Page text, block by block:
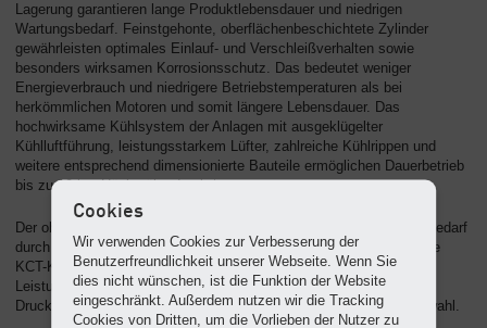
Lagerung garantieren lange Produktlebensdauer und niedrigen
Wartungsbedarf. Feinstgehonte, oberflächenbeschichtete Zylinder
gewährleisten optimales Einlauf- und Verschleißverhalten sowie
besonders wirksamen Korrosionsschutz. Das bedeutet weniger
Energieverbrauch und niedrigere Betriebstemperaturen als bei
herkömmlichen Motoren und somit längere Lebensdauer. Das
hochwirksame Kühlsystem der Anlagen mit ausgeklügelter
Kühlluftführung, leistungsstarkem Lüfter, zahlreiche Kühlrippen und
weitere entsprechend dimensionierte Bauteile ermöglichen Dauerbetrieb
bis zu 10 bar Höchstüberdruck.*
Der ohnehin niedrige Schalldruckpegel der Anlagen lässt sich bei Bedarf
durch den Einsatz einer Schalldämmhaube noch weiter senken. Die
KCT-Kompressoren stehen in Varianten und verschiedenen
Leistungsgrößen mit liegendem und zum Teil auch mit stehendem
Druckbehälter oder auch mit Doppel-Kompressoraggregat zur Auswahl.
Cookies
Wir verwenden Cookies zur Verbesserung der
Benutzerfreundlichkeit unserer Webseite. Wenn Sie
dies nicht wünschen, ist die Funktion der Website
eingeschränkt. Außerdem nutzen wir die Tracking
Cookies von Dritten, um die Vorlieben der Nutzer zu